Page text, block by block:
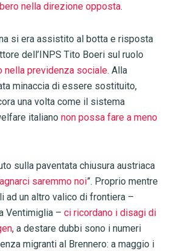
nella direzione opposta.
si era assistito al botta e risposta
dell’INPS Tito Boeri sul ruolo
nella previdenza sociale. Alla
minaccia di essere sostituito,
una volta come il sistema
italiano non possa fare a meno
sulla paventata chiusura austriaca
saremmo noi”. Proprio mentre
ad un altro valico di frontiera –
Ventimiglia – ci ricordano i disagi di
, a destare dubbi sono i numeri
migranti al Brennero: a maggio i